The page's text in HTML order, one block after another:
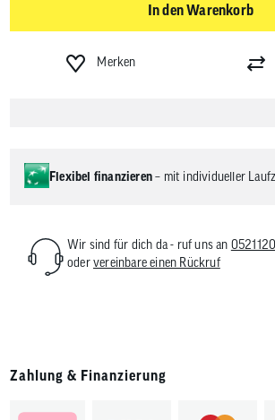
In den Warenkorb
Merken
Flexibel finanzieren– mit individueller
Wir sind für dich da - ruf uns an
odervereinbare einen Rückruf
Zahlung & Finanzierung